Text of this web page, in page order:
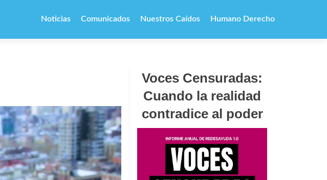
al
Noticias Comunicados Nuestros Caídos Humano Derecho
Voces Censuradas:
Cuando la realidad
contradice al poder